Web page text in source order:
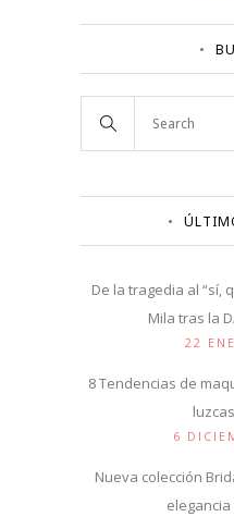
De la tragedia al “sí,
Mila tras la
22
8 Tendencias de
6
Nueva colección